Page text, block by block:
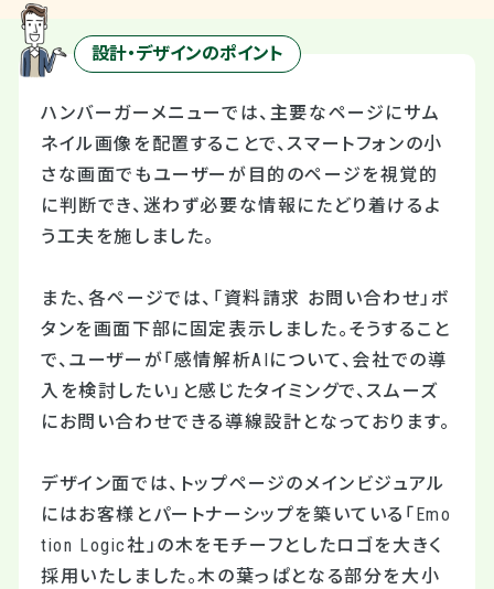
設計・デザインのポイント
ハンバーガーメニューでは、主要なページにサム
ネイル画像を配置することで、スマートフォンの小
さな画面でもユーザーが目的のページを視覚的
に判断でき、迷わず必要な情報にたどり着けるよ
う工夫を施しました。
また、各ページでは、「資料請求 お問い合わせ」ボ
タンを画面下部に固定表示しました。そうすること
で、ユーザーが「感情解析AI について、会社での導
入を検討したい」と感じたタイミングで、スムーズ
にお問い合わせできる導線設計となっております。
デザイン面では、トップページのメインビジュアル
にはお客様とパートナーシップを築いている「Emo
tion Logic社」の木をモチーフとしたロゴを大きく
採用いたしました。木の葉っぱとなる部分を大小